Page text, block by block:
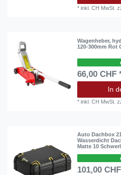
*inkl. CH MwSt.
Wagenheber,
120-300mm Rot
66,00 CHF
In
*inkl. CH MwSt.
Auto Dachbox
Wasserdicht
Matte 10
101,00